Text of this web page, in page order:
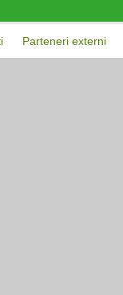
Parteneri externi